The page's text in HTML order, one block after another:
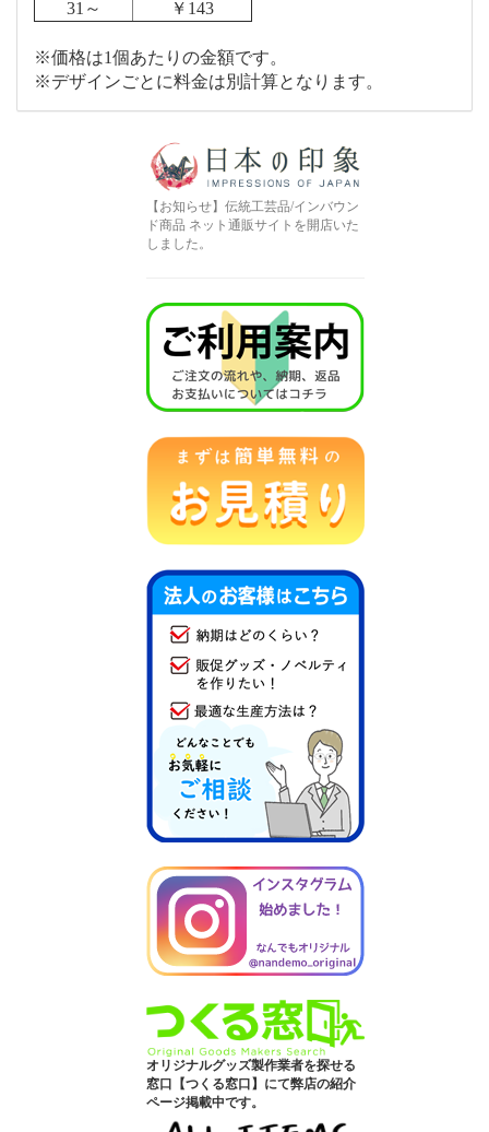
31～
￥143
※価格は1個あたりの金額です。
※デザインごとに料金は別計算となります。
【お知らせ】伝統工芸品/インバウン
ド商品 ネット通販サイトを開店いた
しました。
オリジナルグッズ製作業者を探せる
窓口【つくる窓口】にて弊店の紹介
ページ掲載中です。